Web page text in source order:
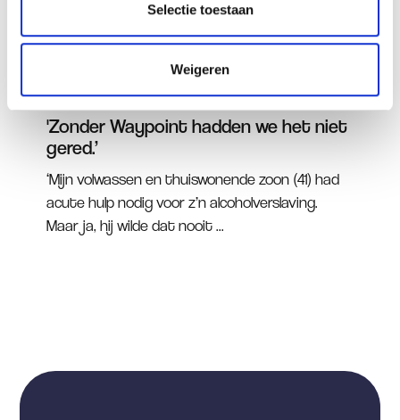
Selectie toestaan
Weigeren
'Zonder Waypoint hadden we het niet
gered.’
‘Mijn volwassen en thuiswonende zoon (41) had
acute hulp nodig voor z’n alcoholverslaving.
Maar ja, hij wilde dat nooit ...